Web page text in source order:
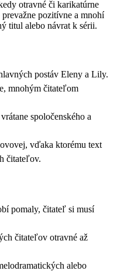
otravné či karikatúrne
pozitívne a mnohí
titul alebo návrat k sérii.
postáv Eleny a Lily.
mnohým čitateľom
spoločenského a
vďaka ktorému text
čitateľov.
pomaly, čitateľ si musí
čitateľov otravné až
alebo